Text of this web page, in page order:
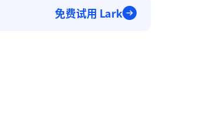
免费试用 Lark